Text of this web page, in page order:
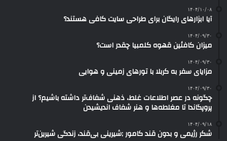
۱۴۰۴/۱۰/۰۸
آیا ابزارهای رایگان برای طراحی سایت کافی هستند؟
۱۴۰۴/۰۹/۳۰
میزان کافئین قهوه کلمبیا چقدر است؟
۱۴۰۴/۰۹/۳۰
مزایای سفر به کربلا با تورهای زمینی و هوایی
۱۴۰۴/۰۹/۳۰
چگونه در عصر اطلاعات غلط، ذهنی شفاف‌تر داشته باشیم؟ از
پروپگاندا تا مغلطه‌ها و هنر شفاف اندیشیدن
۱۴۰۴/۰۹/۱۸
شکر رژیمی و بدون قند کامور ;شیرینی بی‌قند، زندگی شیرین‌تر